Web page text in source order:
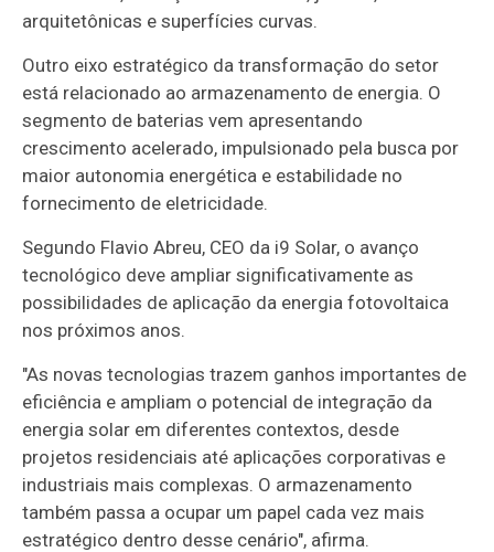
arquitetônicas e superfícies curvas.
Outro eixo estratégico da transformação do setor
está relacionado ao armazenamento de energia. O
segmento de baterias vem apresentando
crescimento acelerado, impulsionado pela busca por
maior autonomia energética e estabilidade no
fornecimento de eletricidade.
Segundo Flavio Abreu, CEO da i9 Solar, o avanço
tecnológico deve ampliar significativamente as
possibilidades de aplicação da energia fotovoltaica
nos próximos anos.
"As novas tecnologias trazem ganhos importantes de
eficiência e ampliam o potencial de integração da
energia solar em diferentes contextos, desde
projetos residenciais até aplicações corporativas e
industriais mais complexas. O armazenamento
também passa a ocupar um papel cada vez mais
estratégico dentro desse cenário", afirma.